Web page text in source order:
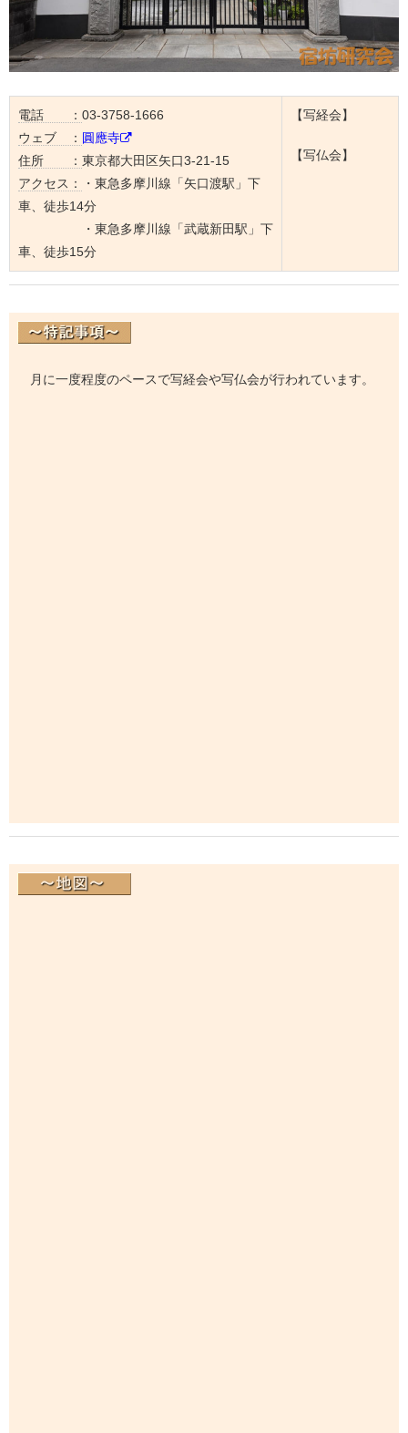
電話 ： 03-3758-1666
ウェブ ： 圓應寺
住所 ： 東京都大田区矢口3-21-15
アクセス：
・東急多摩川線「矢口渡駅」下
車、徒歩14分
・東急多摩川線「武蔵新田駅」下
車、徒歩15分
【写経会】
【写仏会】
月に一度程度のペースで写経会や写仏会が行われています。